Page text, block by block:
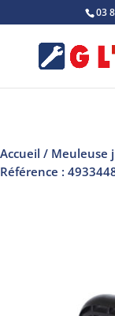
03
Accueil / Meuleuse
Référence :